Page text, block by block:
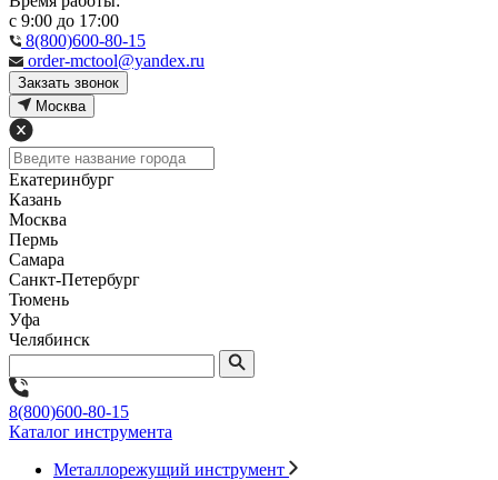
с 9:00 до 17:00
8(800)600-80-15
order-mctool@yandex.ru
Закзать звонок
Москва
Екатеринбург
Казань
Москва
Пермь
Самара
Санкт-Петербург
Тюмень
Уфа
Челябинск
8(800)600-80-15
Каталог инструмента
Металлорежущий инструмент